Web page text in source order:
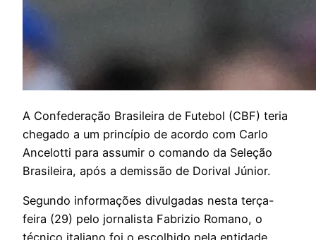
A Confederação Brasileira de Futebol (CBF) teria
chegado a um princípio de acordo com Carlo
Ancelotti para assumir o comando da Seleção
Brasileira, após a demissão de Dorival Júnior.
Segundo informações divulgadas nesta terça-
feira (29) pelo jornalista Fabrizio Romano, o